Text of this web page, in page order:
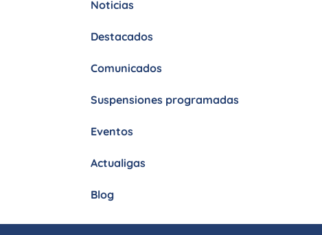
F10
Noticias
Destacados
Comunicados
Suspensiones programadas
Eventos
Actualigas
Blog